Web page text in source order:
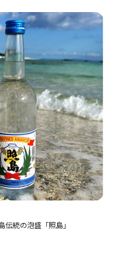
統の泡盛「照島」